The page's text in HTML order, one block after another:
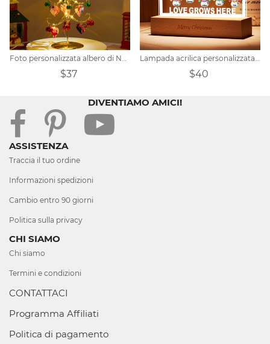
$37 $40
DIVENTIAMO AMICI!
ASSISTENZA
Traccia il tuo ordine
Informazioni spedizioni
Cambio entro 90 giorni
Politica sulla privacy
CHI SIAMO
Chi siamo
Termini e condizioni
CONTATTACI
Programma Affiliati
Politica di pagamento